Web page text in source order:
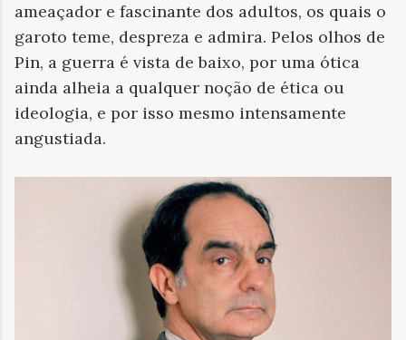
ameaçador e fascinante dos adultos, os quais o
garoto teme, despreza e admira. Pelos olhos de
Pin, a guerra é vista de baixo, por uma ótica
ainda alheia a qualquer noção de ética ou
ideologia, e por isso mesmo intensamente
angustiada.